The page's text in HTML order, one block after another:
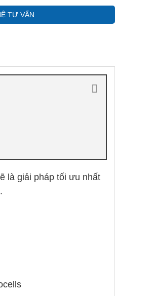
TƯ VẤN
là giải pháp tối ưu nhất